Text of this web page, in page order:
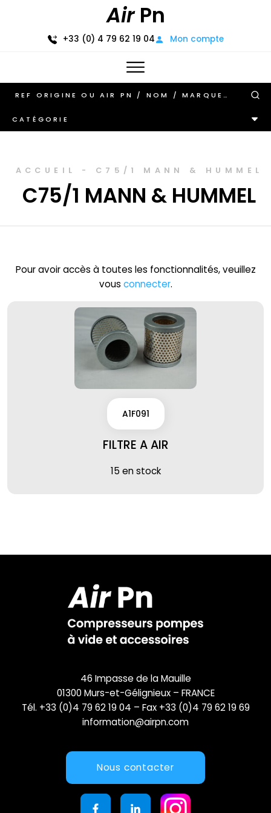
AirPn
+33 (0) 4 79 62 19 04 Mon compte
CATÉGORIE
ACCUEIL - C75/1 MANN & HUMMEL
C75/1 MANN & HUMMEL
Pour avoir accès à toutes les fonctionnalités, veuillez
vous connecter.
A1F091
FILTRE A AIR
15 en stock
46 Impasse de la Mauille
01300 Murs-et-Gélignieux – FRANCE
Tél. +33 (0)4 79 62 19 04 – Fax +33 (0)4 79 62 19 69
information@airpn.com
Nous contacter